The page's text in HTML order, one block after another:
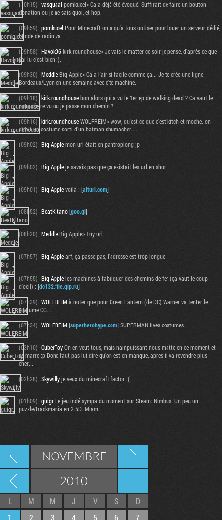
(10h15) vasquaal pomkucel> Ca a déjà été évoqué. Suffirait de faire un bouton
donation ou je ne sais quoi, et hop.
(09h59) pomkucel Pour Minecraft on a qu'a tous ootiser pour louer un serveur dédié,
bande de radin va
(09h58) Havok06kirk.roundhouse> Je vais le matter ce soir je pense, d'après ce que
j'ai lu c'est bien :).
(09h30) MeddleBig Apple> Ca a l'air si facile comme ça... Je te crée une ligne
Bordeaux/Lyon en une semaine avec c'te machine.
(09h18) kirk.roundhousebon alors qui a vu le 1er ep de walking dead ? Ca vaut le
coup d'etre vu ou je passe mon chemin ?
(09h16) kirk.roundhouseWOLFREIM> wow, qu'est ce que c'est kitch et moche. on
dirait un costume sorti d'un batman shumacher ...
(09h02) Big Applemon url était en pantroplong ;p
(09h02) Big Appleje savais pas que ça existait les url en short
(09h01) Big Applevoilà : [alturl.com]
(08h52) BeatKitano[goo.gl]
(08h20) MeddleBig Apple> Tny url
(07h57) Big Applearf, ça passe pas, l'adresse est trop longue
(07h55) Big Appleles machines à fabriquer des chemins de fer (ça vaut le coup
d'oeil) : [dc132.file.qip.ru]
(07h39) WOLFREIM à noter que pour Green Lantern (de DC) Warner va tenter le
costume CG...
(07h34) WOLFREIM [superherohype.com] SUPERMAN lives costumes
(03h10) CuberToyOn en veut tous, mais nainpuissant nous matte en ce moment et
se marre :p Donc faut pas lui dire qu'on est en manque, apres il va revendre plus
cher...
(02h28) Skywillyje veux du minecraft factor :(
(01h09) guigrLe jeu indé sympa du moment sur Steam: Nimbus. Un peu un
puzzle/trackmania en 2.5D. Miam
NOVEMBRE
2010
L M M J V S
D
1
2 3 4 5 6 7